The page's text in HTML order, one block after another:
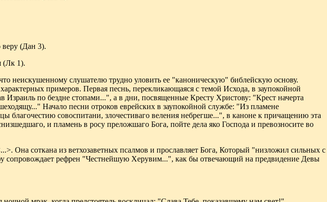
(Дан 3).
(Лк 1).
неискушенному слушателю трудно уловить ее "каноническую" библейскую основу.
примеров. Первая песнь, перекликающаяся с темой Исхода, в заупокойной
Израиль по бездне стопами...", а в дни, посвященные Кресту Христову: "Крест начерта
Начало песни отроков еврейских в заупокойной службе: "Из пламене
благочестию совоспитани, злочестиваго веления небрегше...", в каноне к причащению эта
и пламень в росу преложшаго Бога, пойте дела яко Господа и превозносите во
Она соткана из ветхозаветных псалмов и прославляет Бога, Который "низложил сильных с
сопровождает рефрен "Честнейшую Херувим...", как бы отвечающий на предвидение Девы